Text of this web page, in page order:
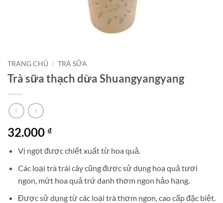
TRANG CHỦ / TRÀ SỮA
Trà sữa thạch dừa Shuangyangyang
32.000 ₫
Vị ngọt được chiết xuất từ hoa quả.
Các loại trà trái cây cũng được sử dụng hoa quả tươi
ngon, mứt hoa quả trứ danh thơm ngon hảo hạng.
Được sử dụng từ các loại trà thơm ngon, cao cấp đặc biệt.